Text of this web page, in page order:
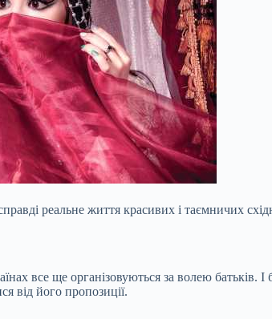
реальне життя красивих і таємничих
все ще організовуються за волею
від його пропозиції.